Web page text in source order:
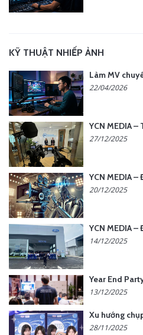
KỸ THUẬT NHIẾP ẢNH
22/04/2026
27/12/2025
20/12/2025
14/12/2025
13/12/2025
28/11/2025